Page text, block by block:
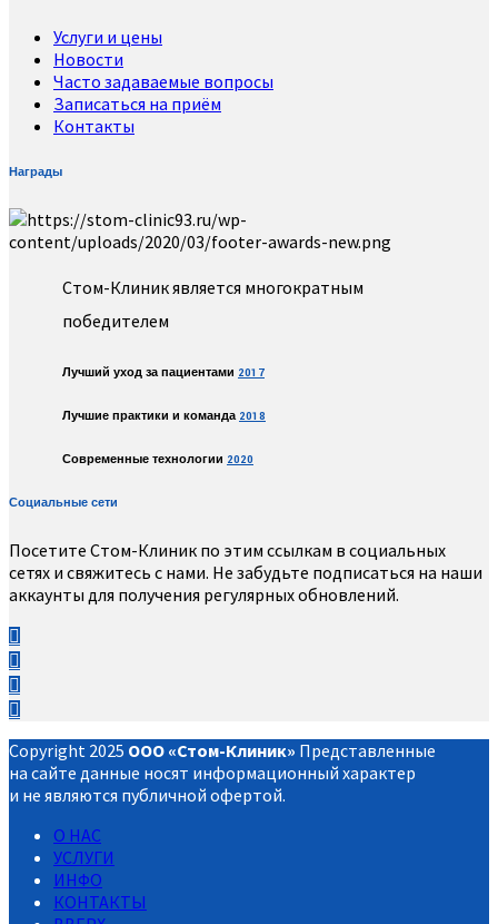
Услуги и цены
Новости
Часто задаваемые вопросы
Записаться на приём
Контакты
Награды
Стом-Клиник является многократным
победителем
Лучший уход за пациентами 2017
Лучшие практики и команда 2018
Современные технологии 2020
Социальные сети
Посетите Стом-Клиник по этим ссылкам в социальных
сетях и свяжитесь с нами. Не забудьте подписаться на наши
аккаунты для получения регулярных обновлений.
Copyright 2025 ООО «Стом-Клиник» Представленные
на сайте данные носят информационный характер
и не являются публичной офертой.
О НАС
УСЛУГИ
ИНФО
КОНТАКТЫ